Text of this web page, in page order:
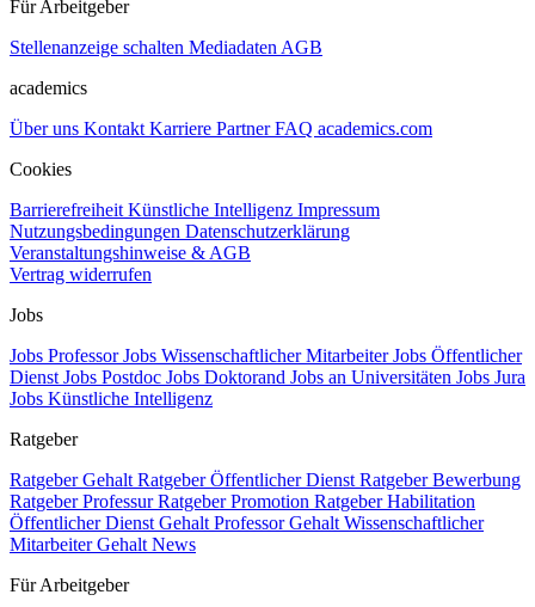
Für Arbeitgeber
Stellenanzeige schalten Mediadaten AGB
academics
Über uns Kontakt Karriere PartnerFAQ academics.com
Cookies
Barrierefreiheit Künstliche Intelligenz Impressum
Nutzungsbedingungen Datenschutzerklärung
Veranstaltungshinweise & AGB
Vertrag widerrufen
Jobs
Jobs ProfessorJobs Wissenschaftlicher MitarbeiterJobs Öffentlicher
Dienst Jobs Postdoc Jobs Doktorand Jobs an Universitäten Jobs Jura
Jobs Künstliche Intelligenz
Ratgeber
Ratgeber Gehalt Ratgeber Öffentlicher Dienst Ratgeber Bewerbung
Ratgeber ProfessurRatgeber Promotion Ratgeber Habilitation
Öffentlicher Dienst Gehalt Professor Gehalt Wissenschaftlicher
Mitarbeiter Gehalt News
Für Arbeitgeber